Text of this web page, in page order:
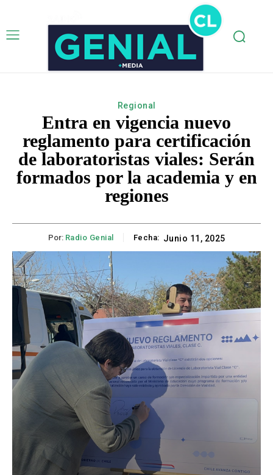
Regional
Entra en vigencia nuevo
reglamento para certificación
de laboratoristas viales: Serán
formados por la academia y en
regiones
Por: Radio Genial Fecha: Junio 11, 2025